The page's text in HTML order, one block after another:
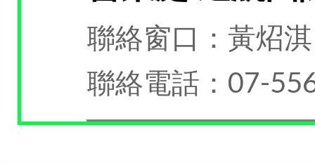
聯絡窗口：黃炤淇
聯絡電話：07-